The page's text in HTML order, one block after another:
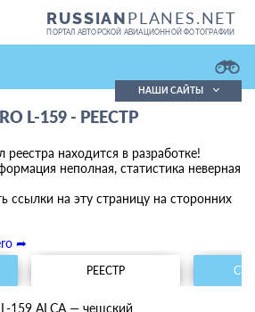
RUSSIANPLANES.NET
ПОРТАЛ АВТОРСКОЙ АВИАЦИОННОЙ ФОТОГРАФИИ
фотографий
Подробно
НАШИ САЙТЫ
L-159 - РЕЕСТР
реестра находится в разработке!
неполная, статистика неверная
ссылки на эту страницу на сторонних
➦
РЕЕСТР
159 ALCA — чешский